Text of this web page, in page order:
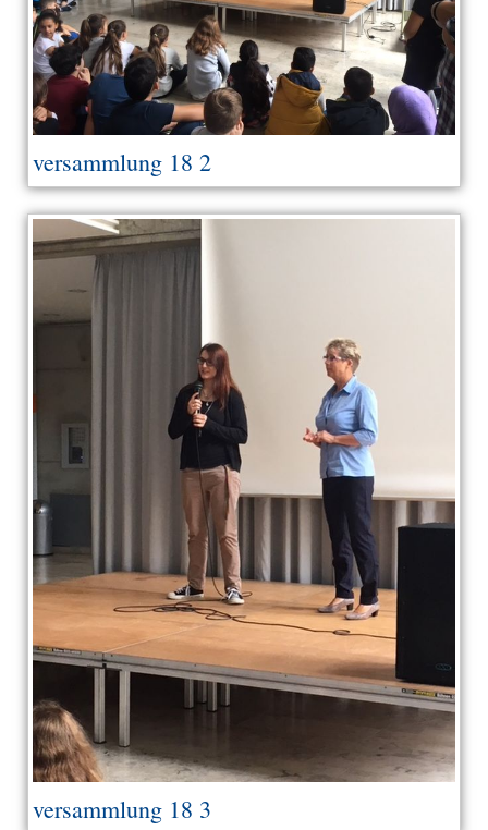
versammlung 18 2
versammlung 18 3